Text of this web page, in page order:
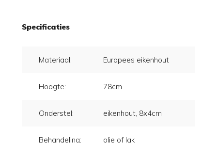
Specificaties
Materiaal: Europees eikenhout
Hoogte: 78cm
Onderstel: eikenhout, 8x4cm
Behandeling: olie of lak